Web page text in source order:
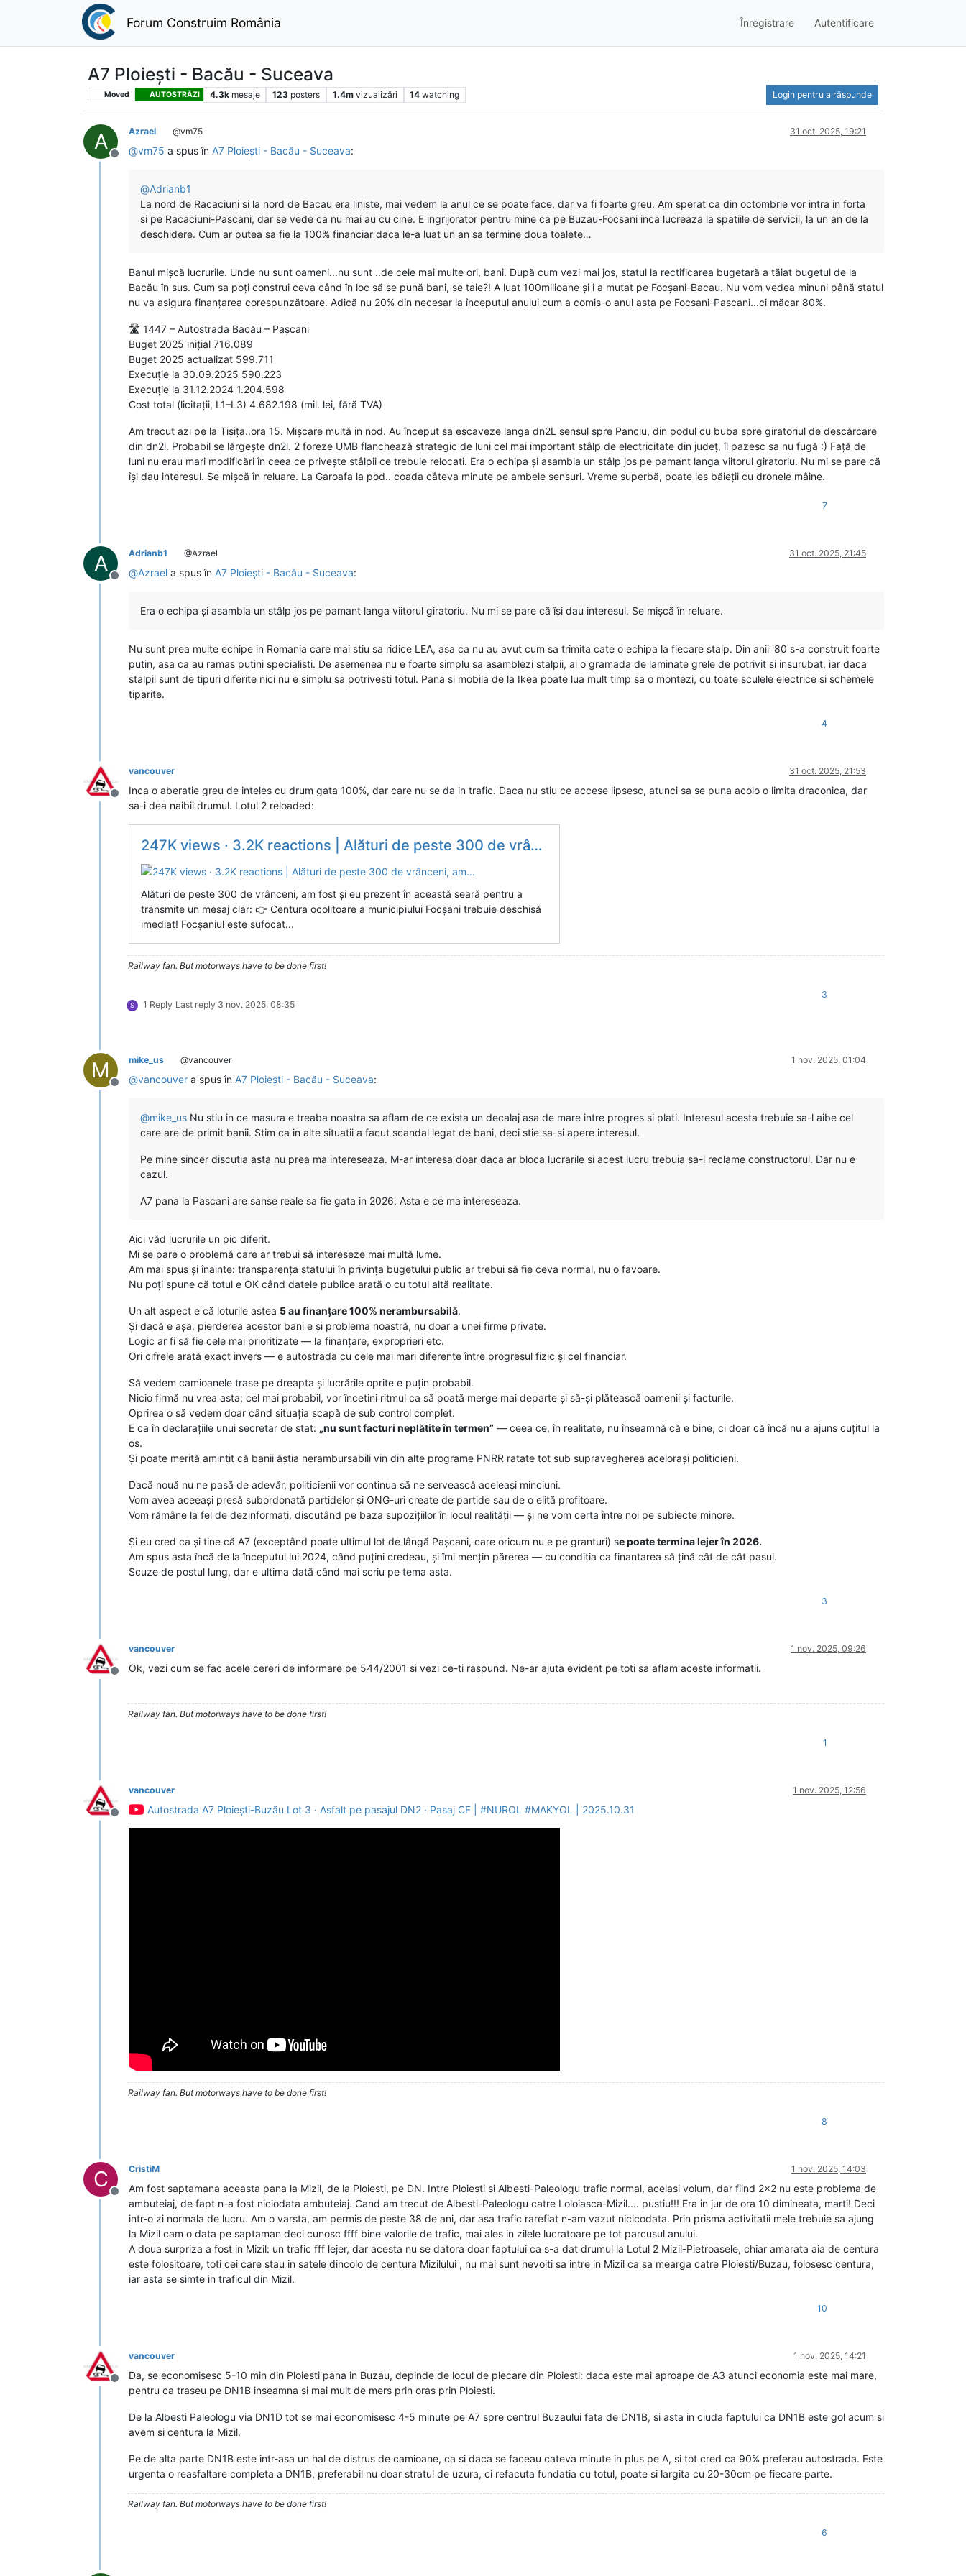
Forum Construim România Înregistrare Autentificare
A7 Ploiești - Bacău - Suceava
Moved AUTOSTRĂZI 4.3k mesaje 123 posters 1.4m vizualizări 14 watching Login pentru a răspunde
A
Deconectat
Azrael @vm75 31 oct. 2025, 19:21
@vm75 a spus în A7 Ploiești - Bacău - Suceava:
@Adrianb1
La nord de Racaciuni si la nord de Bacau era liniste, mai vedem la anul ce se poate face, dar va fi foarte greu. Am sperat ca din octombrie vor intra in forta
si pe Racaciuni-Pascani, dar se vede ca nu mai au cu cine. E ingrijorator pentru mine ca pe Buzau-Focsani inca lucreaza la spatiile de servicii, la un an de la
deschidere. Cum ar putea sa fie la 100% financiar daca le-a luat un an sa termine doua toalete…
Banul mișcă lucrurile. Unde nu sunt oameni...nu sunt ..de cele mai multe ori, bani. După cum vezi mai jos, statul la rectificarea bugetară a tăiat bugetul de la
Bacău în sus. Cum sa poți construi ceva când în loc să se pună bani, se taie?! A luat 100milioane și i a mutat pe Focșani-Bacau. Nu vom vedea minuni până statul
nu va asigura finanțarea corespunzătoare. Adică nu 20% din necesar la începutul anului cum a comis-o anul asta pe Focsani-Pascani...ci măcar 80%.
🛣️ 1447 – Autostrada Bacău – Pașcani
Buget 2025 inițial 716.089
Buget 2025 actualizat 599.711
Execuție la 30.09.2025 590.223
Execuție la 31.12.2024 1.204.598
Cost total (licitații, L1–L3) 4.682.198 (mil. lei, fără TVA)
Am trecut azi pe la Tișița..ora 15. Mișcare multă in nod. Au început sa escaveze langa dn2L sensul spre Panciu, din podul cu buba spre giratoriul de descărcare
din dn2l. Probabil se lărgește dn2l. 2 foreze UMB flanchează strategic de luni cel mai important stâlp de electricitate din județ, îl pazesc sa nu fugă :) Față de
luni nu erau mari modificări în ceea ce privește stâlpii ce trebuie relocati. Era o echipa și asambla un stâlp jos pe pamant langa viitorul giratoriu. Nu mi se pare că
își dau interesul. Se mișcă în reluare. La Garoafa la pod.. coada câteva minute pe ambele sensuri. Vreme superbă, poate ies băieții cu dronele mâine.
7
A
Deconectat
Adrianb1 @Azrael 31 oct. 2025, 21:45
@Azrael a spus în A7 Ploiești - Bacău - Suceava:
Era o echipa și asambla un stâlp jos pe pamant langa viitorul giratoriu. Nu mi se pare că își dau interesul. Se mișcă în reluare.
Nu sunt prea multe echipe in Romania care mai stiu sa ridice LEA, asa ca nu au avut cum sa trimita cate o echipa la fiecare stalp. Din anii '80 s-a construit foarte
putin, asa ca au ramas putini specialisti. De asemenea nu e foarte simplu sa asamblezi stalpii, ai o gramada de laminate grele de potrivit si insurubat, iar daca
stalpii sunt de tipuri diferite nici nu e simplu sa potrivesti totul. Pana si mobila de la Ikea poate lua mult timp sa o montezi, cu toate sculele electrice si schemele
tiparite.
4
Deconectat
vancouver 31 oct. 2025, 21:53
Inca o aberatie greu de inteles cu drum gata 100%, dar care nu se da in trafic. Daca nu stiu ce accese lipsesc, atunci sa se puna acolo o limita draconica, dar
sa-i dea naibii drumul. Lotul 2 reloaded:
247K views · 3.2K reactions | Alături de peste 300 de vrânceni, am...
Alături de peste 300 de vrânceni, am fost și eu prezent în această seară pentru a
transmite un mesaj clar: 👉 Centura ocolitoare a municipiului Focșani trebuie deschisă
imediat! Focșaniul este sufocat...
Railway fan. But motorways have to be done first!
S 1 Reply Last reply 3 nov. 2025, 08:35
3
M
Deconectat
mike_us @vancouver 1 nov. 2025, 01:04
@vancouver a spus în A7 Ploiești - Bacău - Suceava:
@mike_us Nu stiu in ce masura e treaba noastra sa aflam de ce exista un decalaj asa de mare intre progres si plati. Interesul acesta trebuie sa-l aibe cel
care are de primit banii. Stim ca in alte situatii a facut scandal legat de bani, deci stie sa-si apere interesul.
Pe mine sincer discutia asta nu prea ma intereseaza. M-ar interesa doar daca ar bloca lucrarile si acest lucru trebuia sa-l reclame constructorul. Dar nu e
cazul.
A7 pana la Pascani are sanse reale sa fie gata in 2026. Asta e ce ma intereseaza.
Aici văd lucrurile un pic diferit.
Mi se pare o problemă care ar trebui să intereseze mai multă lume.
Am mai spus și înainte: transparența statului în privința bugetului public ar trebui să fie ceva normal, nu o favoare.
Nu poți spune că totul e OK când datele publice arată o cu totul altă realitate.
Un alt aspect e că loturile astea 5 au finanțare 100% nerambursabilă.
Și dacă e așa, pierderea acestor bani e și problema noastră, nu doar a unei firme private.
Logic ar fi să fie cele mai prioritizate — la finanțare, exproprieri etc.
Ori cifrele arată exact invers — e autostrada cu cele mai mari diferențe între progresul fizic și cel financiar.
Să vedem camioanele trase pe dreapta și lucrările oprite e puțin probabil.
Nicio firmă nu vrea asta; cel mai probabil, vor încetini ritmul ca să poată merge mai departe și să-și plătească oamenii și facturile.
Oprirea o să vedem doar când situația scapă de sub control complet.
E ca în declarațiile unui secretar de stat: „nu sunt facturi neplătite în termen” — ceea ce, în realitate, nu înseamnă că e bine, ci doar că încă nu a ajuns cuțitul la
os.
Și poate merită amintit că banii ăștia nerambursabili vin din alte programe PNRR ratate tot sub supravegherea acelorași politicieni.
Dacă nouă nu ne pasă de adevăr, politicienii vor continua să ne servească aceleași minciuni.
Vom avea aceeași presă subordonată partidelor și ONG-uri create de partide sau de o elită profitoare.
Vom rămâne la fel de dezinformați, discutând pe baza supozițiilor în locul realității — și ne vom certa între noi pe subiecte minore.
Și eu cred ca și tine că A7 (exceptând poate ultimul lot de lângă Pașcani, care oricum nu e pe granturi) se poate termina lejer în 2026.
Am spus asta încă de la începutul lui 2024, când puțini credeau, și îmi mențin părerea — cu condiția ca finantarea să țină cât de cât pasul.
Scuze de postul lung, dar e ultima dată când mai scriu pe tema asta.
3
Deconectat
vancouver 1 nov. 2025, 09:26
Ok, vezi cum se fac acele cereri de informare pe 544/2001 si vezi ce-ti raspund. Ne-ar ajuta evident pe toti sa aflam aceste informatii.
Railway fan. But motorways have to be done first!
1
Deconectat
vancouver 1 nov. 2025, 12:56
Autostrada A7 Ploiești-Buzău Lot 3 · Asfalt pe pasajul DN2 · Pasaj CF | #NUROL #MAKYOL | 2025.10.31
Railway fan. But motorways have to be done first!
8
C
Deconectat
CristiM 1 nov. 2025, 14:03
Am fost saptamana aceasta pana la Mizil, de la Ploiesti, pe DN. Intre Ploiesti si Albesti-Paleologu trafic normal, acelasi volum, dar fiind 2x2 nu este problema de
ambuteiaj, de fapt n-a fost niciodata ambuteiaj. Cand am trecut de Albesti-Paleologu catre Loloiasca-Mizil.... pustiu!!! Era in jur de ora 10 dimineata, marti! Deci
intr-o zi normala de lucru. Am o varsta, am permis de peste 38 de ani, dar asa trafic rarefiat n-am vazut nicicodata. Prin prisma activitatii mele trebuie sa ajung
la Mizil cam o data pe saptaman deci cunosc ffff bine valorile de trafic, mai ales in zilele lucratoare pe tot parcusul anului.
A doua surpriza a fost in Mizil: un trafic fff lejer, dar acesta nu se datora doar faptului ca s-a dat drumul la Lotul 2 Mizil-Pietroasele, chiar amarata aia de centura
este folositoare, toti cei care stau in satele dincolo de centura Mizilului , nu mai sunt nevoiti sa intre in Mizil ca sa mearga catre Ploiesti/Buzau, folosesc centura,
iar asta se simte in traficul din Mizil.
10
Deconectat
vancouver 1 nov. 2025, 14:21
Da, se economisesc 5-10 min din Ploiesti pana in Buzau, depinde de locul de plecare din Ploiesti: daca este mai aproape de A3 atunci economia este mai mare,
pentru ca traseu pe DN1B inseamna si mai mult de mers prin oras prin Ploiesti.
De la Albesti Paleologu via DN1D tot se mai economisesc 4-5 minute pe A7 spre centrul Buzaului fata de DN1B, si asta in ciuda faptului ca DN1B este gol acum si
avem si centura la Mizil.
Pe de alta parte DN1B este intr-asa un hal de distrus de camioane, ca si daca se faceau cateva minute in plus pe A, si tot cred ca 90% preferau autostrada. Este
urgenta o reasfaltare completa a DN1B, preferabil nu doar stratul de uzura, ci refacuta fundatia cu totul, poate si largita cu 20-30cm pe fiecare parte.
Railway fan. But motorways have to be done first!
6